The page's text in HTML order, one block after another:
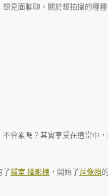
想見面聊聊，關於想拍攝的種
會累嗎？其實享受在這當中
了 隱室 攝影棚 ，開始了 肖像照